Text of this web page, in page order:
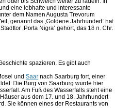
eine lebhafte und interessante
dem Namen Augusta Trevorum
genannt das ‚Goldene Jahrhundert’ hat
‚Porta Nigra’ gehört, das 18 n. Chr.
spazieren. Es gibt auch
und Saar nach Saarburg fort, einer
Die Burg von Saarburg wurde hier
Am Fuß des Wasserfalls steht eine
aus dem 17. und 18. Jahrhundert
Sie können eines der Restaurants von